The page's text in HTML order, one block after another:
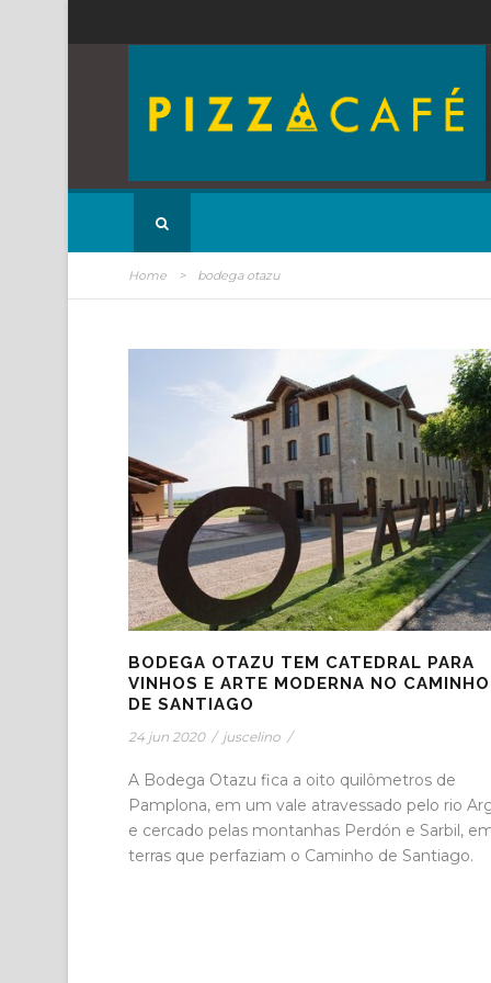
Home > bodega otazu
BODEGA OTAZU TEM CATEDRAL PARA
VINHOS E ARTE MODERNA NO CAMINHO
DE SANTIAGO
24 jun 2020 / juscelino /
A Bodega Otazu fica a oito quilômetros de
Pamplona, em um vale atravessado pelo rio
e cercado pelas montanhas Perdón e Sarbil,
terras que perfaziam o Caminho de Santiago.